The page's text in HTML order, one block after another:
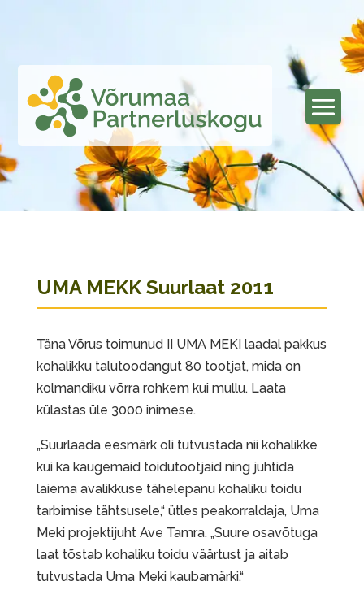
UMA MEKK Suurlaat 2011
Täna Võrus toimunud II UMA MEKI laadal pakkus
kohalikku talutoodangut 80 tootjat, mida on
kolmandiku võrra rohkem kui mullu. Laata
külastas üle 3000 inimese.
„Suurlaada eesmärk oli tutvustada nii kohalikke
kui ka kaugemaid toidutootjaid ning juhtida
laiema avalikkuse tähelepanu kohaliku toidu
tarbimise tähtsusele,“ ütles peakorraldaja, Uma
Meki projektijuht Ave Tamra. „Suure osavõtuga
laat tõstab kohaliku toidu väärtust ja aitab
tutvustada Uma Meki kaubamärki.“